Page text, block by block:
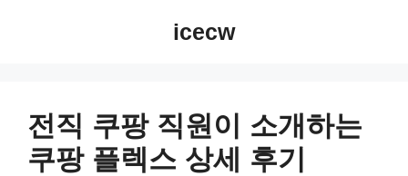
icecw
전직 쿠팡 직원이 소개하는
쿠팡 플렉스 상세 후기